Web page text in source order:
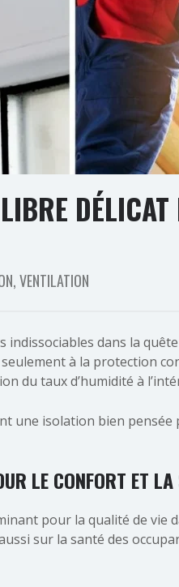
,VENTILATION
indissociables dans la
à la protection
du taux d’humidité à
une isolation bien
LE CONFORT ET
pour la qualité de vie
sur la santé des